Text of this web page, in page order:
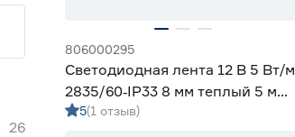
26
806000295
Светодиодная лента 12 В 5 Вт/м
2835/60‑IP33 8 мм теплый 5 м
Geniled
5(1 отзыв)